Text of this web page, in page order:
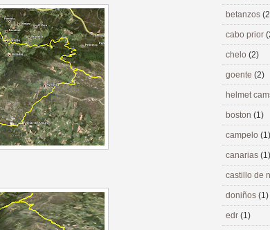
betanzos
cabo prior
chelo (2)
goente (2)
helmet
boston (1)
campelo (1)
canarias (1)
castillo de
doniños (1)
edr (1)